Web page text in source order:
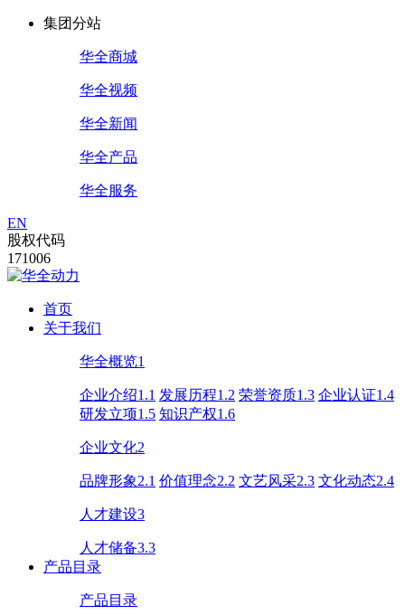
集团分站
华全商城
华全视频
华全新闻
华全产品
华全服务
EN
股权代码
171006
首页
关于我们
华全概览1
企业介绍1.1 发展历程1.2 荣誉资质1.3 企业认证1.4
研发立项1.5 知识产权1.6
企业文化2
品牌形象2.1 价值理念2.2 文艺风采2.3 文化动态2.4
人才建设3
人才储备3.3
产品目录
产品目录